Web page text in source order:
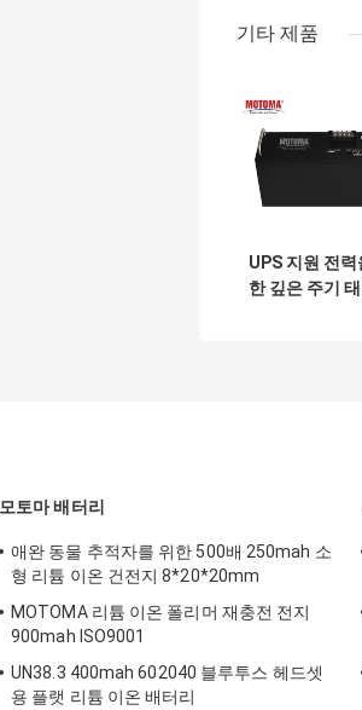
기타 제품
UPS 지원 전력
한 깊은 주기
모토마 배터리
애완 동물 추적자를 위한 500배 250mah 소
형 리튬 이온 건전지 8*20*20mm
MOTOMA 리튬 이온 폴리머 재충전 전지
900mah ISO9001
UN38.3 400mah 602040 블루투스 헤드셋
용 플랫 리튬 이온 배터리